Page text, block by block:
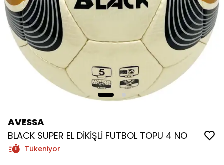
AVESSA
BLACK SUPER EL DİKİŞLİ FUTBOL TOPU 4 NO
Tükeniyor